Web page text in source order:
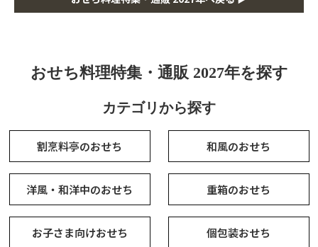
おせち料理特集・通販 2027年を探す
カテゴリから探す
割烹料亭のおせち 和風のおせち
洋風・和洋中のおせち 重箱のおせち
お子さま向けおせち 個包装おせち